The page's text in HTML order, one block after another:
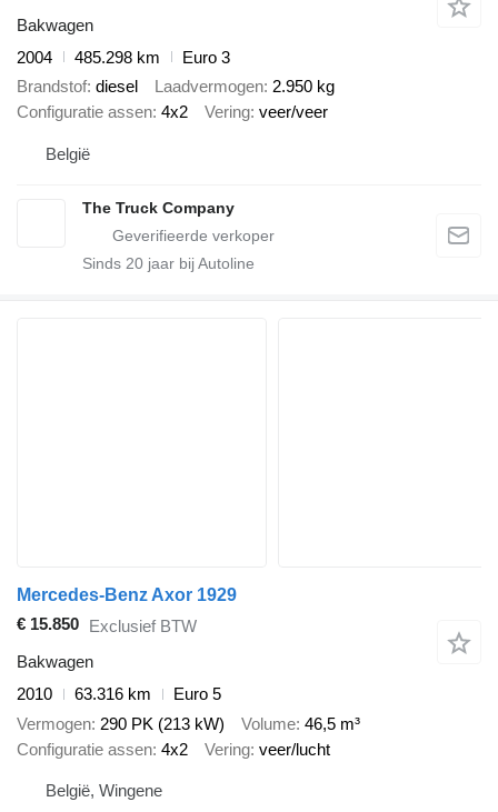
Bakwagen
2004
485.298 km
Euro 3
Brandstof diesel Laadvermogen 2.950 kg
Configuratie assen 4x2 Vering veer/veer
België
The Truck Company
Sinds 20 jaar bij Autoline
Mercedes-Benz Axor 1929
€ 15.850 Exclusief BTW
Bakwagen
2010
63.316 km
Euro 5
Vermogen 290 PK (213 kW) Volume 46,5 m³
Configuratie assen 4x2 Vering veer/lucht
België, Wingene